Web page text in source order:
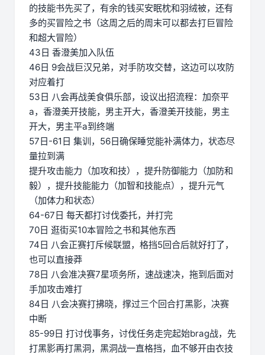
的技能书先买了，有余的钱买安眠枕和羽绒被，还有
多的买冒险之书（这周之后的周末可以都去打巨冒险
和超大冒险）
43日 香澄美加入队伍
46日 9会战巨汉兄弟，对手防攻交替，这边可以攻防
对应着打
53日 八会再战美食俱乐部，设议出招流程：加奈平
a，香澄美开技能，男主开大，香澄美开技能，男主
开大，男主平a到终端
57日-61日 集训，56日确保睡觉能补满体力，状态尽
量拉到满
提升攻击能力（加攻和技），提升防御能力（加防和
毅），提升技能能力（加智和技能点），提升元气
（加体力和状态）
64-67日 每天都打讨伐委托，并打完
70日 逛街买10本冒险之书和其他东西
74日 八会正赛打斥候联盟，格挡5回合后就好打了，
也可以直接莽
78日 八会准决赛7星项务所，速战速决，拖到后面对
手加攻击难打
84日 八会决赛打拂晓，撑过三个回合打黑影，决赛
中断
85-99日 打讨伐事务，讨伐任务走完起始brag战，先
打黑影再打黑洞，黑洞战一直格挡，血不够开由衣技